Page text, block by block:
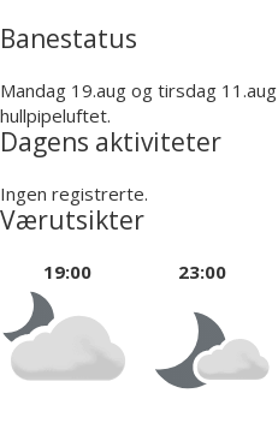
Banestatus
Mandag 19.aug og tirsdag
hullpipeluftet.
Dagens aktiviteter
Ingen registrerte.
Værutsikter
19:00 23:00